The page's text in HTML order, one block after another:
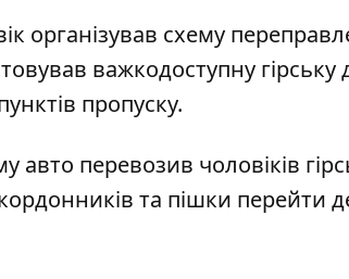
організував схему
важкодоступну гірську
пропуску.
авто перевозив чоловіків
та пішки перейти